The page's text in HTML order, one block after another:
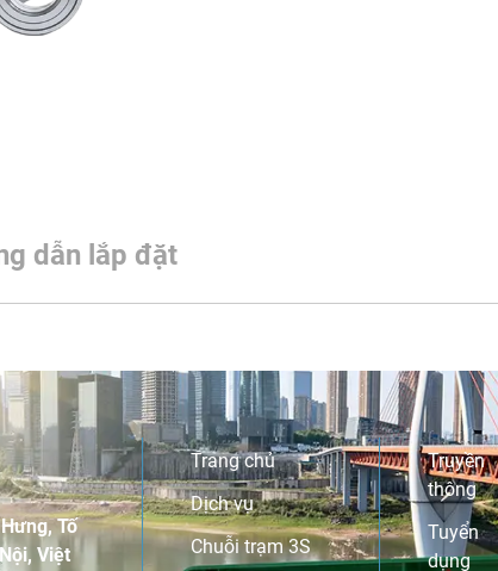
dẫn lắp đặt
Tố
Việt
Trang chủ
Dịch vụ
Chuỗi trạm 3S
Truyền
thông
Tuyển
dụng